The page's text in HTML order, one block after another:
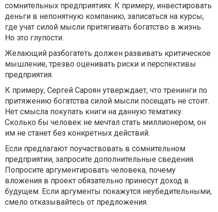
сомнительных предприятиях. К примеру, инвестировать
деньги в непонятную компанию, записаться на курсы,
где учат силой мысли притягивать богатство в жизнь.
Но это глупости.
Желающий разбогатеть должен развивать критическое
мышление, трезво оценивать риски и перспективы
предприятия.
К примеру, Сергей Сароян утверждает, что тренинги по
притяжению богатства силой мысли посещать не стоит.
Нет смысла покупать книги на данную тематику.
Сколько бы человек не мечтал стать миллионером, он
им не станет без конкретных действий.
Если предлагают поучаствовать в сомнительном
предприятии, запросите дополнительные сведения.
Попросите аргументировать человека, почему
вложения в проект обязательно принесут доход в
будущем. Если аргументы покажутся неубедительными,
смело отказывайтесь от предложения.